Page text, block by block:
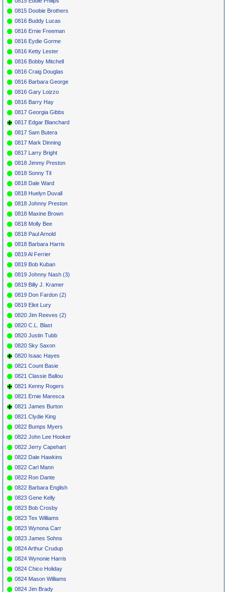
0815 Doobie Brothers
0816 Buddy Lucas
0816 Ernie Freeman
0816 Eydie Gorme
0816 Ketty Lester
0816 Bobby Mitchell
0816 Craig Douglas
0816 Barbara George
0816 Gary Loizzo
0816 Barry Hay
0817 Georgia Gibbs
0817 Edgar Blanchard
0817 Sam Butera
0817 Mark Dinning
0817 Larry Bright
0818 Jimmy Preston
0818 Sonny Til
0818 Dale Ward
0818 Huelyn Duvall
0818 Johnny Preston
0818 Maxine Brown
0818 Molly Bee
0818 Paul Arnold
0818 Barbara Harris
0819 Al Ferrier
0819 Bob Kuban
0819 Johnny Nash (3)
0819 Billy J. Kramer
0819 Don Fardon (2)
0819 Eliot Lury
0820 Jim Reeves (2)
0820 C.L. Blast
0820 Justin Tubb
0820 Sky Saxon
0820 Isaac Hayes
0821 Count Basie
0821 Classie Ballou
0821 Kenny Rogers
0821 Ernie Maresca
0821 James Burton
0821 Clydie King
0822 Bumps Myers
0822 John Lee Hooker
0822 Jerry Capehart
0822 Dale Hawkins
0822 Carl Mann
0822 Ron Dante
0822 Barbara English
0823 Gene Kelly
0823 Bob Crosby
0823 Tex Williams
0823 Wynona Carr
0823 James Sohns
0824 Arthur Crudup
0824 Wynonie Harris
0824 Chico Holiday
0824 Mason Williams
0824 Jim Brady